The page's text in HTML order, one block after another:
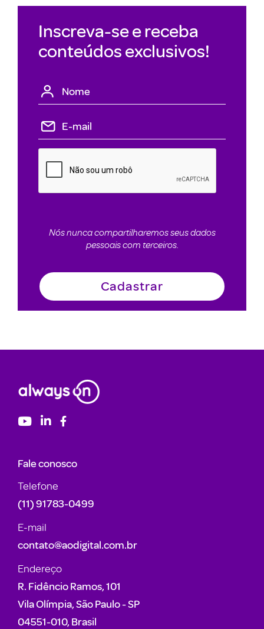
Inscreva-se e receba
conteúdos exclusivos!
Nós nunca compartilharemos seus dados
pessoais com terceiros.
Fale conosco
Telefone
(11) 91783-0499
E-mail
contato@aodigital.com.br
Endereço
R. Fidêncio Ramos, 101
Vila Olímpia, São Paulo - SP
04551-010, Brasil